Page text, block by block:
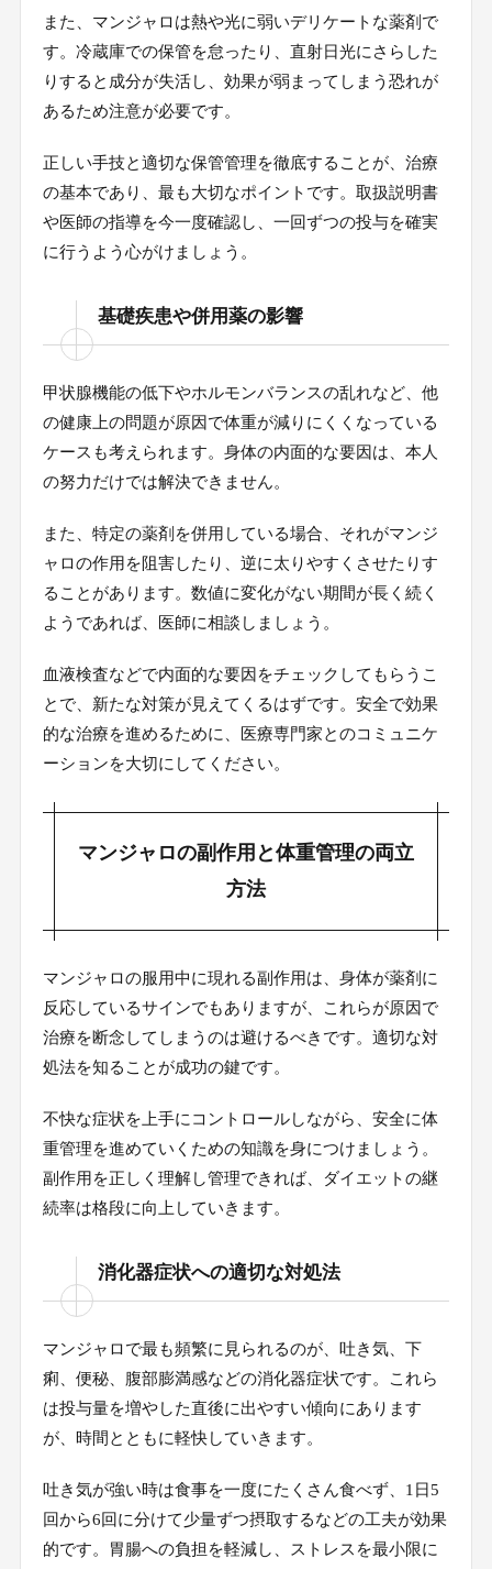
また、マンジャロは熱や光に弱いデリケートな薬剤で
す。冷蔵庫での保管を怠ったり、直射日光にさらした
りすると成分が失活し、効果が弱まってしまう恐れが
あるため注意が必要です。
正しい手技と適切な保管管理を徹底することが、治療
の基本であり、最も大切なポイントです。取扱説明書
や医師の指導を今一度確認し、一回ずつの投与を確実
に行うよう心がけましょう。
基礎疾患や併用薬の影響
甲状腺機能の低下やホルモンバランスの乱れなど、他
の健康上の問題が原因で体重が減りにくくなっている
ケースも考えられます。身体の内面的な要因は、本人
の努力だけでは解決できません。
また、特定の薬剤を併用している場合、それがマンジ
ャロの作用を阻害したり、逆に太りやすくさせたりす
ることがあります。数値に変化がない期間が長く続く
ようであれば、医師に相談しましょう。
血液検査などで内面的な要因をチェックしてもらうこ
とで、新たな対策が見えてくるはずです。安全で効果
的な治療を進めるために、医療専門家とのコミュニケ
ーションを大切にしてください。
マンジャロの副作用と体重管理の両立
方法
マンジャロの服用中に現れる副作用は、身体が薬剤に
反応しているサインでもありますが、これらが原因で
治療を断念してしまうのは避けるべきです。適切な対
処法を知ることが成功の鍵です。
不快な症状を上手にコントロールしながら、安全に体
重管理を進めていくための知識を身につけましょう。
副作用を正しく理解し管理できれば、ダイエットの継
続率は格段に向上していきます。
消化器症状への適切な対処法
マンジャロで最も頻繁に見られるのが、吐き気、下
痢、便秘、腹部膨満感などの消化器症状です。これら
は投与量を増やした直後に出やすい傾向にあります
が、時間とともに軽快していきます。
吐き気が強い時は食事を一度にたくさん食べず、1日5
回から6回に分けて少量ずつ摂取するなどの工夫が効果
的です。胃腸への負担を軽減し、ストレスを最小限に